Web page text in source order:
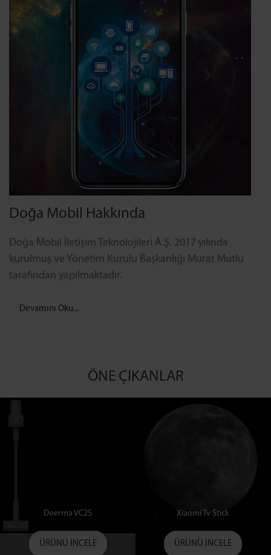
Doğa Mobil Hakkında
Doğa Mobil İletişim Teknolojileri A.Ş. 2017 yılında
kurulmuş ve Yönetim Kurulu Başkanlığı Murat Mutlu
tarafından yapılmaktadır.
Devamını Oku...
ÖNE ÇIKANLAR
Deerma VC25
ÜRÜNÜ İNCELE
Xiaomi Tv Stick
ÜRÜNÜ İNCELE